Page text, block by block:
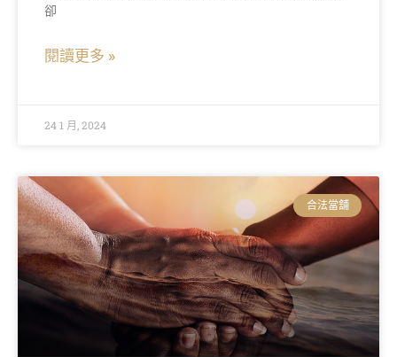
卻
閱讀更多 »
24 1 月, 2024
合法當舖